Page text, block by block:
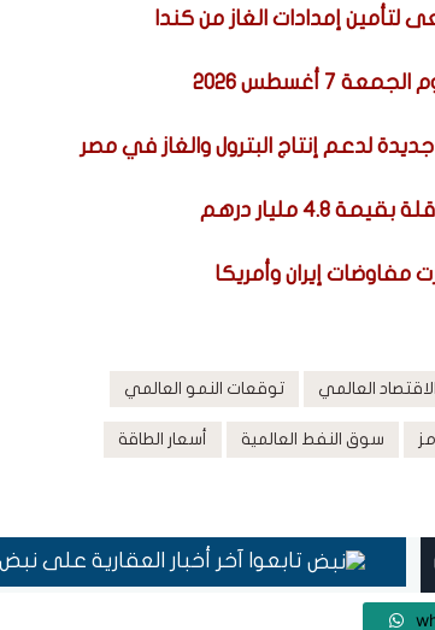
إمدادات الغاز من كندا
أغسطس 2026
الاقتصاد العالمي توقعات النمو العالمي
سوق النفط العالمية أسعار الطاقة
تابعوا آخر أخبار العقارية على نبض